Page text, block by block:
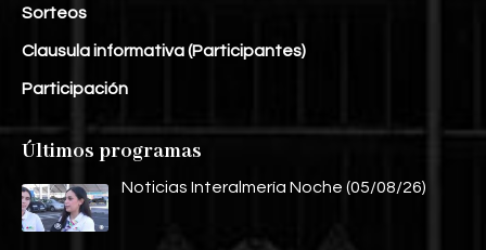
Sorteos
Clausula informativa (Participantes)
Participación
Últimos programas
Noticias Interalmería Noche (05/08/26)